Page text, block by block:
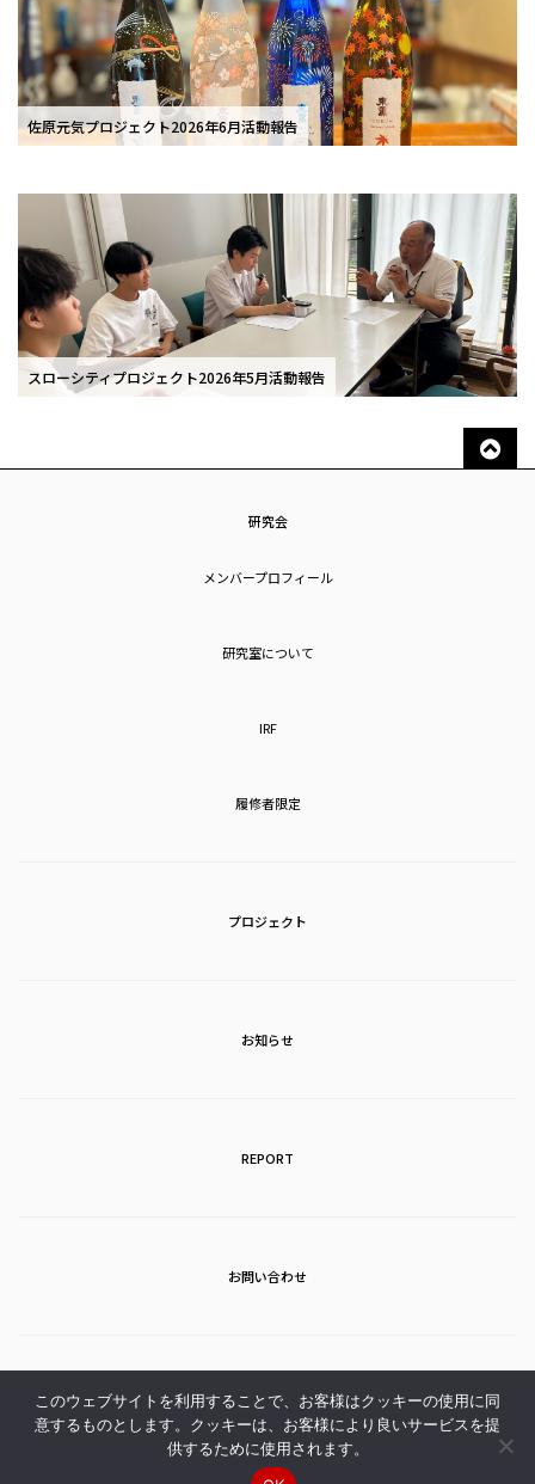
佐原元気プロジェクト2026年6月活動報告
スローシティプロジェクト2026年5月活動報告
研究会
メンバープロフィール
研究室について
IRF
履修者限定
プロジェクト
お知らせ
REPORT
お問い合わせ
アクセス
このウェブサイトを利用することで、お客様はクッキーの使用に同
意するものとします。クッキーは、お客様により良いサービスを提
供するために使用されます。